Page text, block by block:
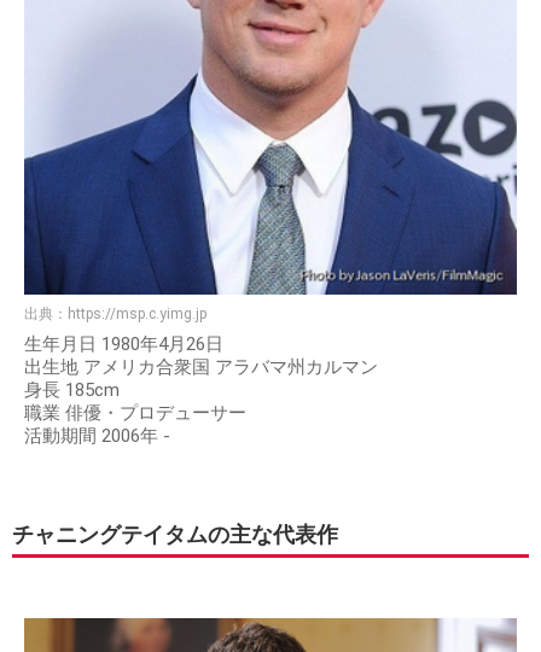
出典： https://msp.c.yimg.jp
生年月日 1980年4月26日
出生地 アメリカ合衆国 アラバマ州カルマン
身長 185cm
職業 俳優・プロデューサー
活動期間 2006年 -
チャニングテイタムの主な代表作